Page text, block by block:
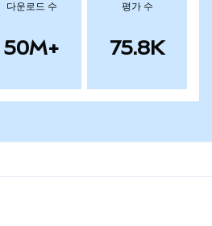
다운로드 수
50M+
평가 수
75.8K